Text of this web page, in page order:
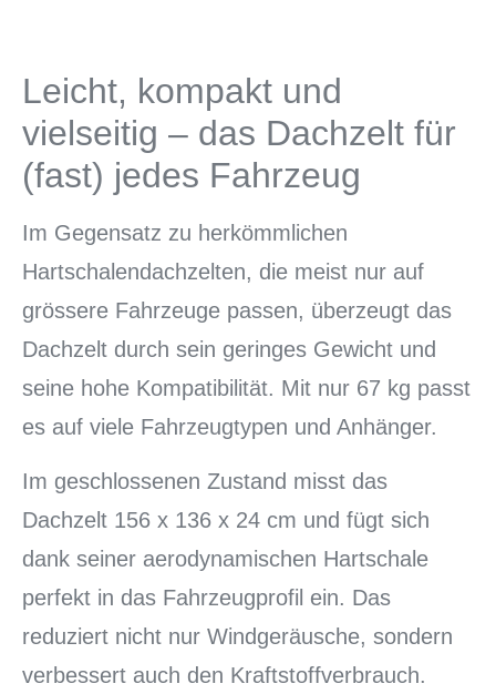
Leicht, kompakt und
vielseitig – das Dachzelt für
(fast) jedes Fahrzeug
Im Gegensatz zu herkömmlichen
Hartschalendachzelten, die meist nur auf
grössere Fahrzeuge passen, überzeugt das
Dachzelt durch sein geringes Gewicht und
seine hohe Kompatibilität. Mit nur 67 kg passt
es auf viele Fahrzeugtypen und Anhänger.
Im geschlossenen Zustand misst das
Dachzelt 156 x 136 x 24 cm und fügt sich
dank seiner aerodynamischen Hartschale
perfekt in das Fahrzeugprofil ein. Das
reduziert nicht nur Windgeräusche, sondern
verbessert auch den Kraftstoffverbrauch.